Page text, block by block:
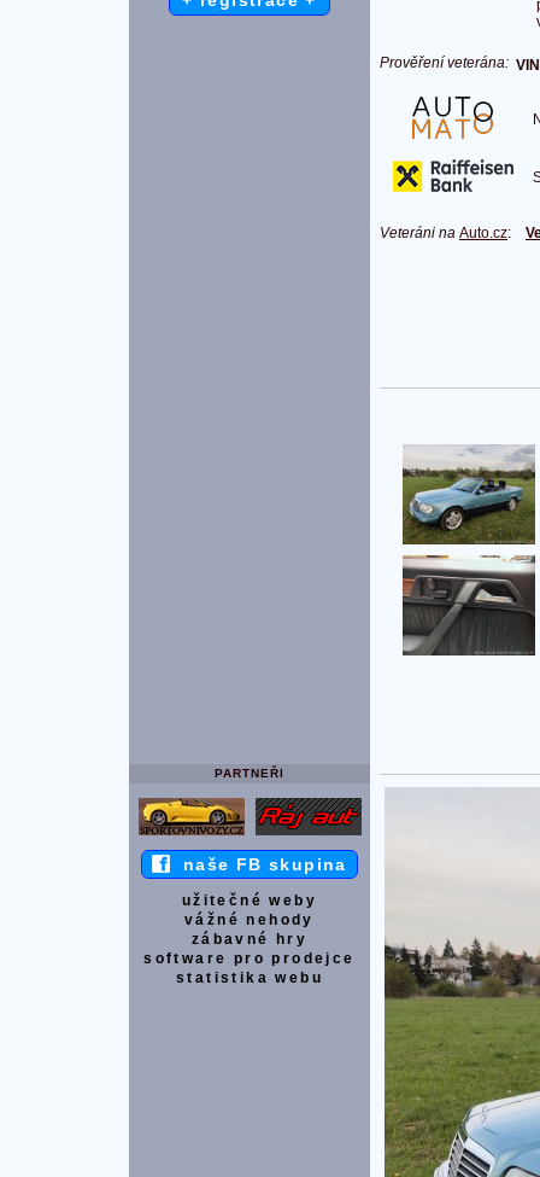
PARTNEŘI
naše FB skupina
užitečné weby
vážné nehody
zábavné hry
software pro prodejce
statistika webu
Prověření veterána:
Veteráni na Auto.cz: